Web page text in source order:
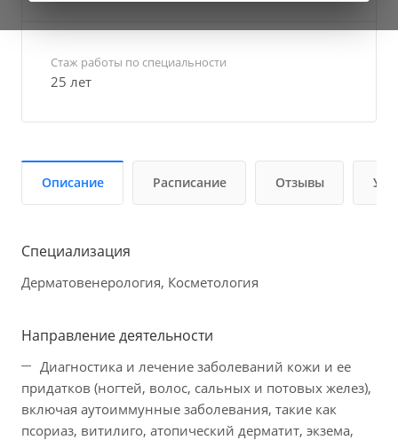
Стаж работы по специальности
25 лет
Описание Расписание Отзывы
Специализация
Дерматовенерология, Косметология
Направление деятельности
Диагностика и лечение заболеваний кожи и ее
придатков (ногтей, волос, сальных и потовых желез),
включая аутоиммунные заболевания, такие как
псориаз, витилиго, атопический дерматит, экзема,